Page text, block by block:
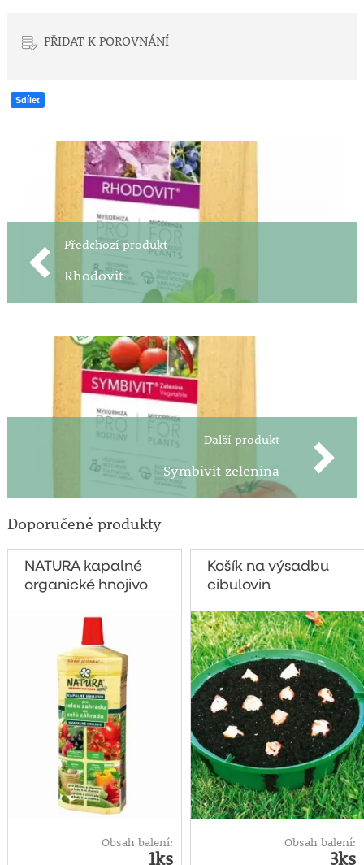
PŘIDAT K POROVNÁNÍ
Sdílet
Předchozí produkt
Rhodovit
Další produkt
Symbivit zelenina
Doporučené produkty
NATURA kapalné
organické hnojivo
Obsah balení:
1ks
Košík na výsadbu
cibulovin
Obsah balení:
3ks